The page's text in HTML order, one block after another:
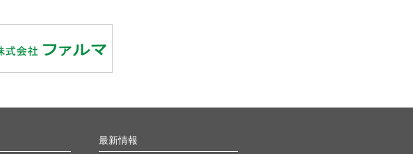
最新情報